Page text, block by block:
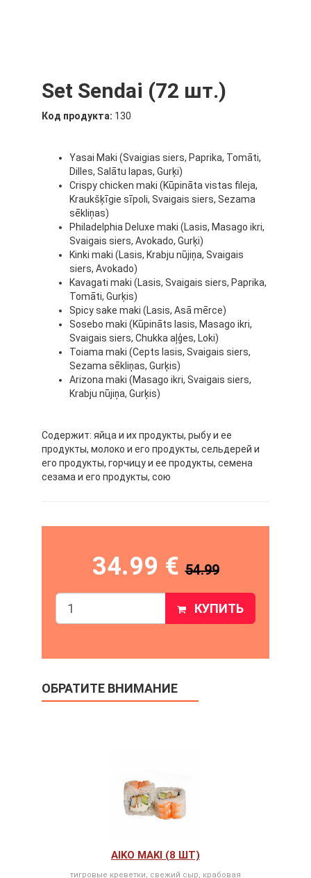
Set Sendai (72 шт.)
Код продукта: 130
Yasai Maki (Svaigias siers, Paprika, Tomāti,
Dilles, Salātu lapas, Gurķi)
Crispy chicken maki (Kūpināta vistas fileja,
Kraukšķīgie sīpoli, Svaigais siers, Sezama
sēkliņas)
Philadelphia Deluxe maki (Lasis, Masago ikri,
Svaigais siers, Avokado, Gurķi)
Kinki maki (Lasis, Krabju nūjiņa, Svaigais
siers, Avokado)
Kavagati maki (Lasis, Svaigais siers, Paprika,
Tomāti, Gurķis)
Spicy sake maki (Lasis, Asā mērce)
Sosebo maki (Kūpināts lasis, Masago ikri,
Svaigais siers, Chukka aļģes, Loki)
Toiama maki (Cepts lasis, Svaigais siers,
Sezama sēkliņas, Gurķis)
Arizona maki (Masago ikri, Svaigais siers,
Krabju nūjiņa, Gurķis)
Содержит: яйца и их продукты, рыбу и ее
продукты, молоко и его продукты, сельдерей и
его продукты, горчицу и ее продукты, семена
сезама и его продукты, сою
34.99 €54.99
КУПИТЬ
ОБРАТИТЕ ВНИМАНИЕ
AIKO MAKI (8 ШТ)
тигровые креветки, свежий сыр, крабовая